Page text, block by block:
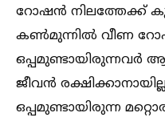
റോഷൻ നിലത്തേക്ക്
കണ്‍മുന്നില്‍ വീണ
ഒപ്പമുണ്ടായിരുന്നവർ
ജീവൻ
ഒപ്പമുണ്ടായിരുന്ന